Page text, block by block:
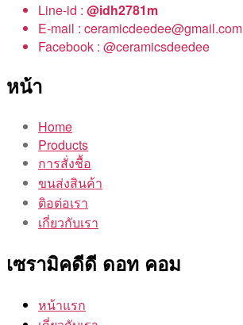
Line-id : @idh2781m
E-mail : ceramicdeedee@gmail.com
Facebook : @ceramicsdeedee
หน้า
Home
Products
การสั่งชื้อ
ขนส่งสินค้า
ติอต่อเรา
เกี่ยวกับเรา
เซรามิคดีดี ดอท คอม
หน้าแรก